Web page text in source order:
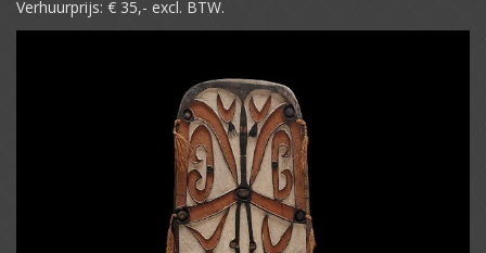
Verhuurprijs: € 35,- excl. BTW.